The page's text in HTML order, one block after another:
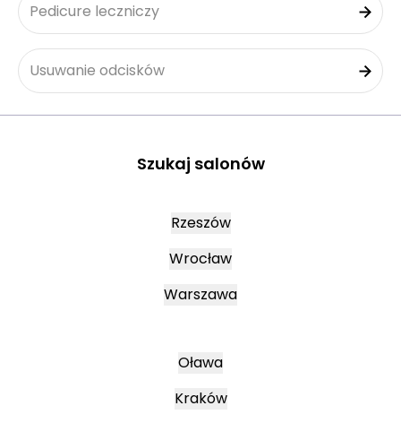
Pedicure leczniczy
Usuwanie odcisków
Szukaj salonów
Rzeszów
Wrocław
Warszawa
Oława
Kraków